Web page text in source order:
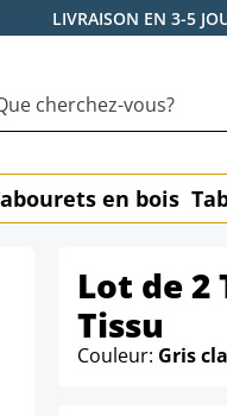
LIVRAISON EN 3-5
en bois
Lot de 2
Tissu
Couleur: Gris